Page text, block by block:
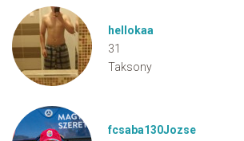
hellokaa
31
Taksony
fcsaba130Jozse